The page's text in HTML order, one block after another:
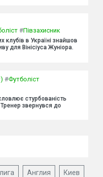
#Півзахисник
клубів в Україні знайшов
для Вінісіуса Жуніора.
#Футболіст
стурбованість
звернувся до
Англия Киев